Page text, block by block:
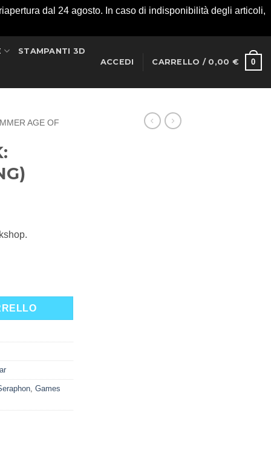
dal 24 agosto. In caso di indisponibilità degli articoli,
STAMPANTI 3D
ACCEDI CARRELLO / 0,00 € 0
AGE OF
quantità
, Games